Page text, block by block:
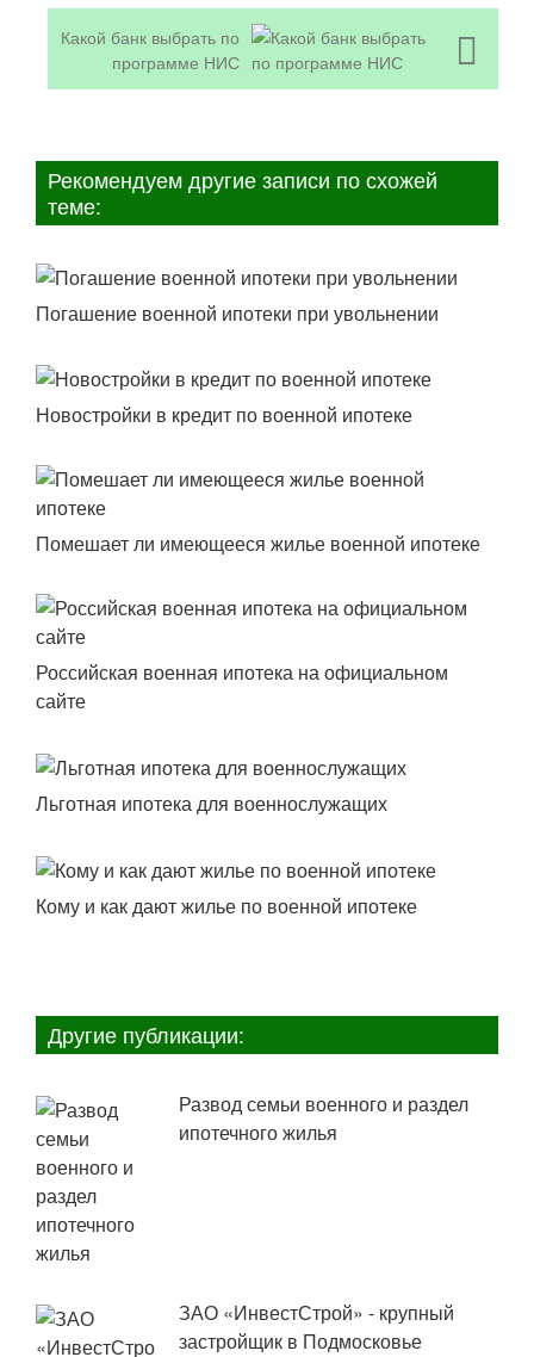
Какой банк выбрать по
программе НИС
Рекомендуем другие записи по схожей
теме:
Погашение военной ипотеки при увольнении
Новостройки в кредит по военной ипотеке
Помешает ли имеющееся жилье военной ипотеке
Российская военная ипотека на официальном
сайте
Льготная ипотека для военнослужащих
Кому и как дают жилье по военной ипотеке
Другие публикации:
Развод семьи военного и раздел
ипотечного жилья
ЗАО «ИнвестСтрой» - крупный
застройщик в Подмосковье